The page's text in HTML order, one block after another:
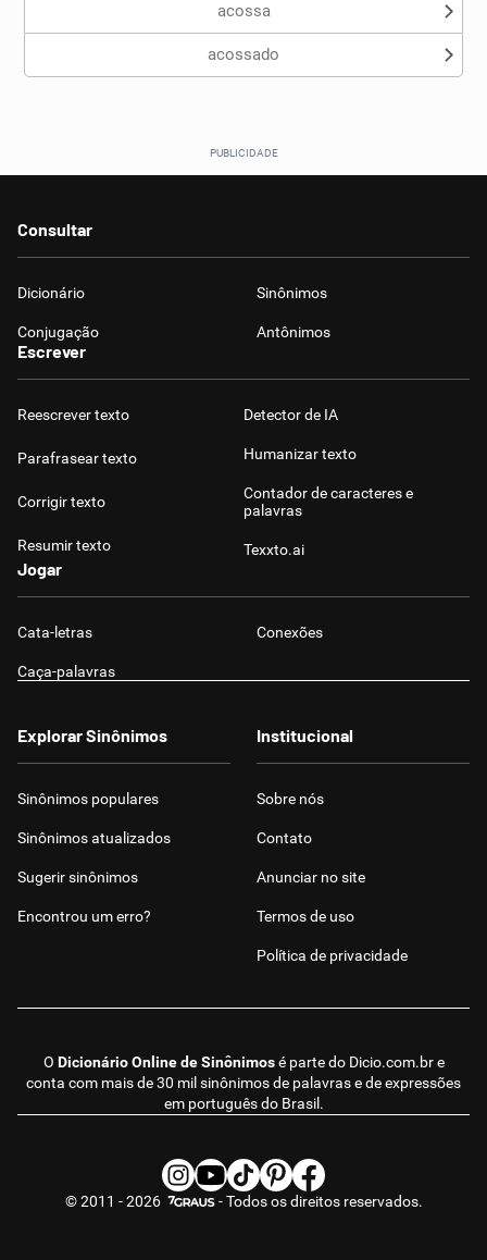
acossa
acossado
Consultar
Dicionário Sinônimos
Conjugação Antônimos
Escrever
Reescrever texto
Parafrasear texto
Corrigir texto
Resumir texto
Detector de IA
Humanizar texto
Contador de caracteres e
palavras
Texxto.ai
Jogar
Cata-letras Conexões
Caça-palavras
O Dicionário Online de Sinônimosé parte do Dicio.com.bre
conta com mais de 30 mil sinônimos de palavras e de expressões
em português do Brasil.
Explorar Sinônimos
Sinônimos populares
Sinônimos atualizados
Sugerir sinônimos
Encontrou um erro?
Institucional
Sobre nós
Contato
Anunciar no site
Termos de uso
Política de privacidade
© 2011 - 2026 - Todos os direitos reservados.